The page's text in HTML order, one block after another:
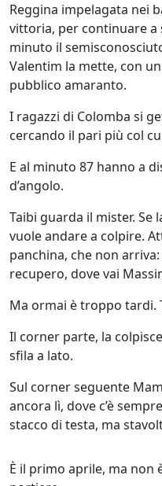
Reggina impelagata nei
vittoria, per continuare a
minuto il
Valentim la mette, con
pubblico amaranto.
I ragazzi di Colomba si
cercando il pari più col
E al minuto 87 hanno a
d’angolo.
Taibi guarda il mister. Se
vuole andare a colpire.
panchina, che non
recupero, dove vai
Ma ormai è troppo tardi.
Il corner parte, la
sfila a lato.
Sul corner seguente
ancora lì, dove c’è
stacco di testa, ma
È il primo aprile, ma non